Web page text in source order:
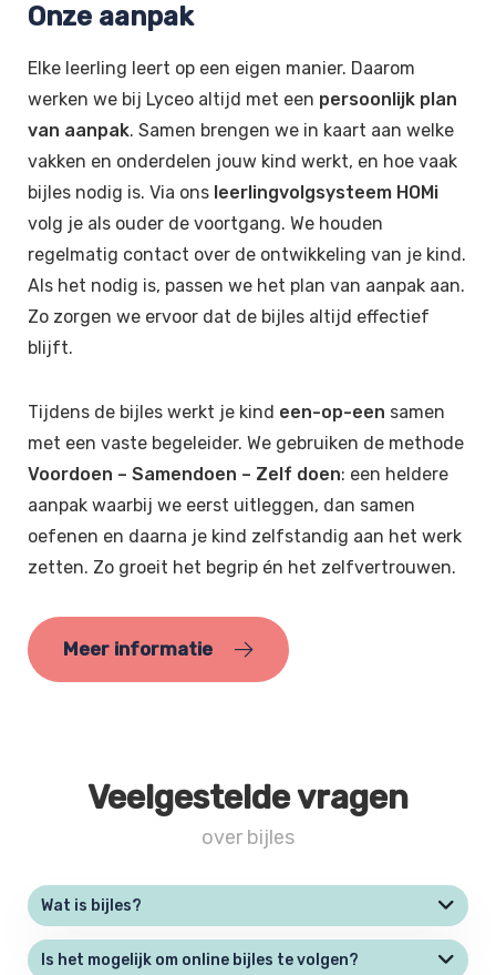
Onze aanpak
Elke leerling leert op een eigen manier. Daarom
werken we bij Lyceo altijd met een persoonlijk plan
van aanpak. Samen brengen we in kaart aan welke
vakken en onderdelen jouw kind werkt, en hoe vaak
bijles nodig is. Via ons leerlingvolgsysteem HOMi
volg je als ouder de voortgang. We houden
regelmatig contact over de ontwikkeling van je kind.
Als het nodig is, passen we het plan van aanpak aan.
Zo zorgen we ervoor dat de bijles altijd effectief
blijft.
Tijdens de bijles werkt je kind een-op-een samen
met een vaste begeleider. We gebruiken de methode
Voordoen – Samendoen – Zelf doen: een heldere
aanpak waarbij we eerst uitleggen, dan samen
oefenen en daarna je kind zelfstandig aan het werk
zetten. Zo groeit het begrip én het zelfvertrouwen.
Meer informatie
Veelgestelde vragen
over bijles
Wat is bijles?
Is het mogelijk om online bijles te volgen?